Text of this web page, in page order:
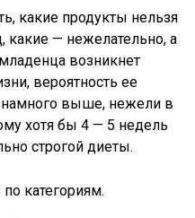
какие продукты нельзя
какие — нежелательно, а
возникнет
вероятность ее
намного выше, нежели в
хотя бы 4 — 5 недель
строгой диеты.
категориям.